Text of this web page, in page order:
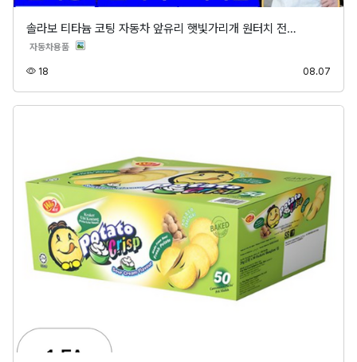
솔라보 티타늄 코팅 자동차 앞유리 햇빛가리개 원터치 전…
자동차용품분류
18 08.07